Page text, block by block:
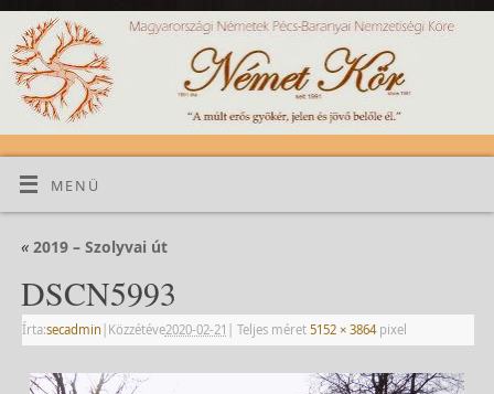
MENÜ
«2019 – Szolyvai út
DSCN5993
Írta:secadmin | Közzétéve2020-02-21 | Teljes méret 5152 × 3864pixel